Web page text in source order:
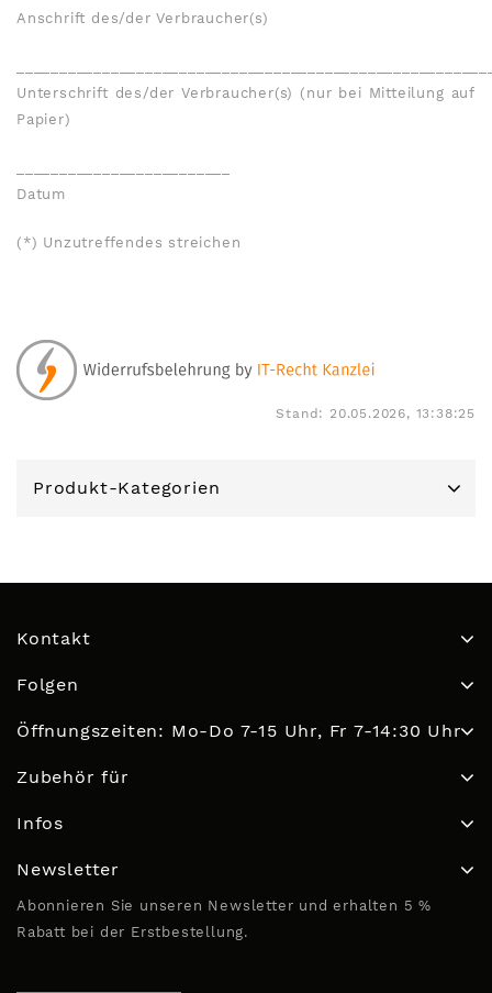
Anschrift des/der Verbraucher(s)
Unterschrift des/der Verbraucher(s) (nur bei Mitteilung auf
Papier)
Datum
(*) Unzutreffendes streichen
Stand: 20.05.2026, 13:38:25
Produkt-Kategorien
Kontakt
Folgen
Öffnungszeiten: Mo-Do 7-15 Uhr, Fr 7-14:30 Uhr
Zubehör für
Infos
Newsletter
Abonnieren Sie unseren Newsletter und erhalten 5 %
Rabatt bei der Erstbestellung.